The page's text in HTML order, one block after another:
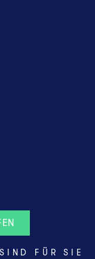
FÜR SIE